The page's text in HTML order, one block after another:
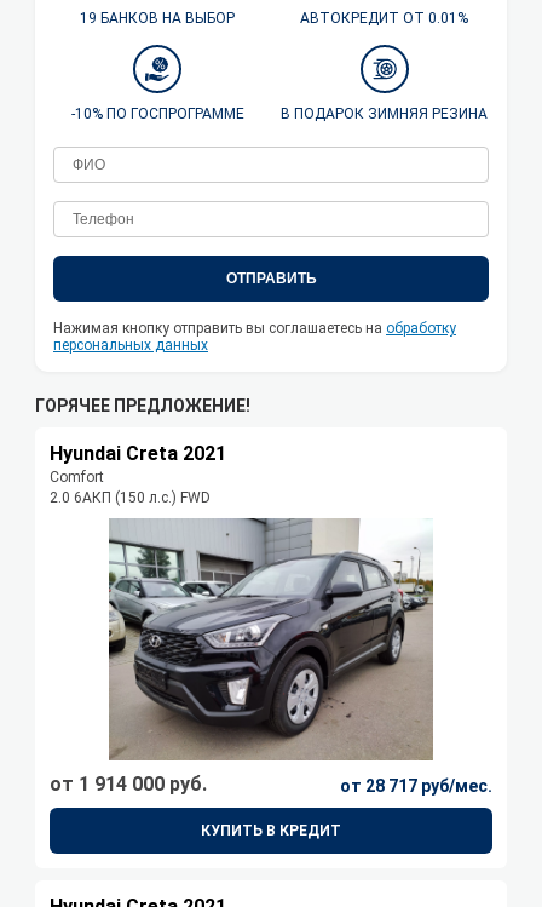
19 БАНКОВ НА ВЫБОР АВТОКРЕДИТ ОТ 0.01%
-10% ПО ГОСПРОГРАММЕ В ПОДАРОК ЗИМНЯЯ РЕЗИНА
ОТПРАВИТЬ
Нажимая кнопку отправить вы соглашаетесь на обработку
персональных данных
ГОРЯЧЕЕ ПРЕДЛОЖЕНИЕ!
Hyundai Creta 2021
Comfort
2.0 6AКП (150 л.с.) FWD
от 1 914 000 руб. от 28 717 руб/мес.
КУПИТЬ В КРЕДИТ